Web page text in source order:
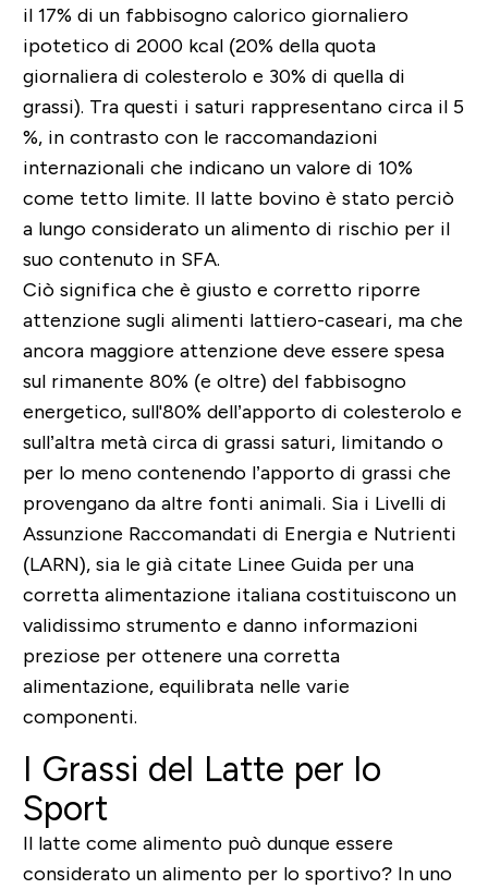
il 17% di un fabbisogno calorico giornaliero
ipotetico di 2000 kcal(20% della quota
giornaliera di colesterolo e 30% di quella di
grassi). Tra questi i saturi rappresentano circa il 5
%, in contrasto con le raccomandazioni
internazionali che indicano un valore di 10%
come tetto limite. Il latte bovino è stato perciò
a lungo considerato un alimento di rischio per il
suo contenuto in SFA.
Ciò significa che è giusto e corretto riporre
attenzione sugli alimenti lattiero-caseari, ma che
ancora maggiore attenzione deve essere spesa
sul rimanente 80% (e oltre) del fabbisogno
energetico, sull'80% dell’apporto di colesterolo e
sull’altra metà circa di grassi saturi, limitando o
per lo meno contenendo l’apporto di grassi che
provengano da altre fonti animali. Sia i Livelli di
Assunzione Raccomandati di Energia e Nutrienti
(LARN), sia le già citate Linee Guida per una
corretta alimentazione italiana costituiscono un
validissimo strumento e danno informazioni
preziose per ottenere una corretta
alimentazione, equilibrata nelle varie
componenti.
I Grassi del Latte per lo
Sport
Il latte come alimento può dunque essere
considerato un alimento per lo sportivo? In uno